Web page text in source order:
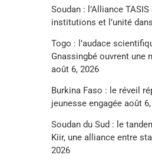
Soudan : l’Alliance
institutions et l’unité
Togo : l’audace
Gnassingbé ouvrent une
août 6, 2026
Burkina Faso : le réveil
jeunesse engagée août
Soudan du Sud : le
Kiir, une alliance entre
2026